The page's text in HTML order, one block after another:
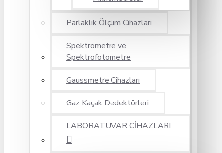
Parlaklık Ölçüm Cihazları
Spektrometre ve
Spektrofotometre
Gaussmetre Cihazları
Gaz Kaçak Dedektörleri
LABORATUVAR CİHAZLARI